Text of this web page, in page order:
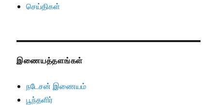
செய்திகள்
இணையத்தளங்கள்
நடேசன் இணையம்
பூந்தளிர்